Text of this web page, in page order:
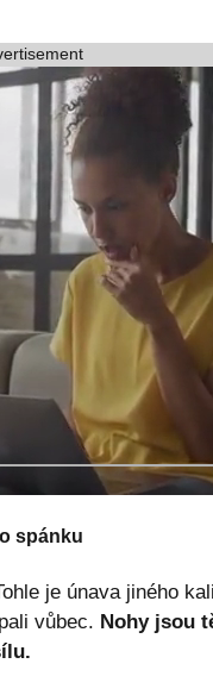
spánku
je únava jiného
vůbec. Nohy jsou